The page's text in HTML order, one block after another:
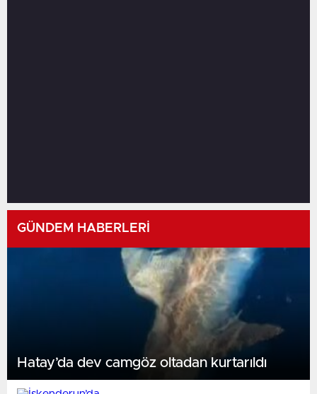
GÜNDEM HABERLERİ
Hatay’da dev camgöz oltadan kurtarıldı